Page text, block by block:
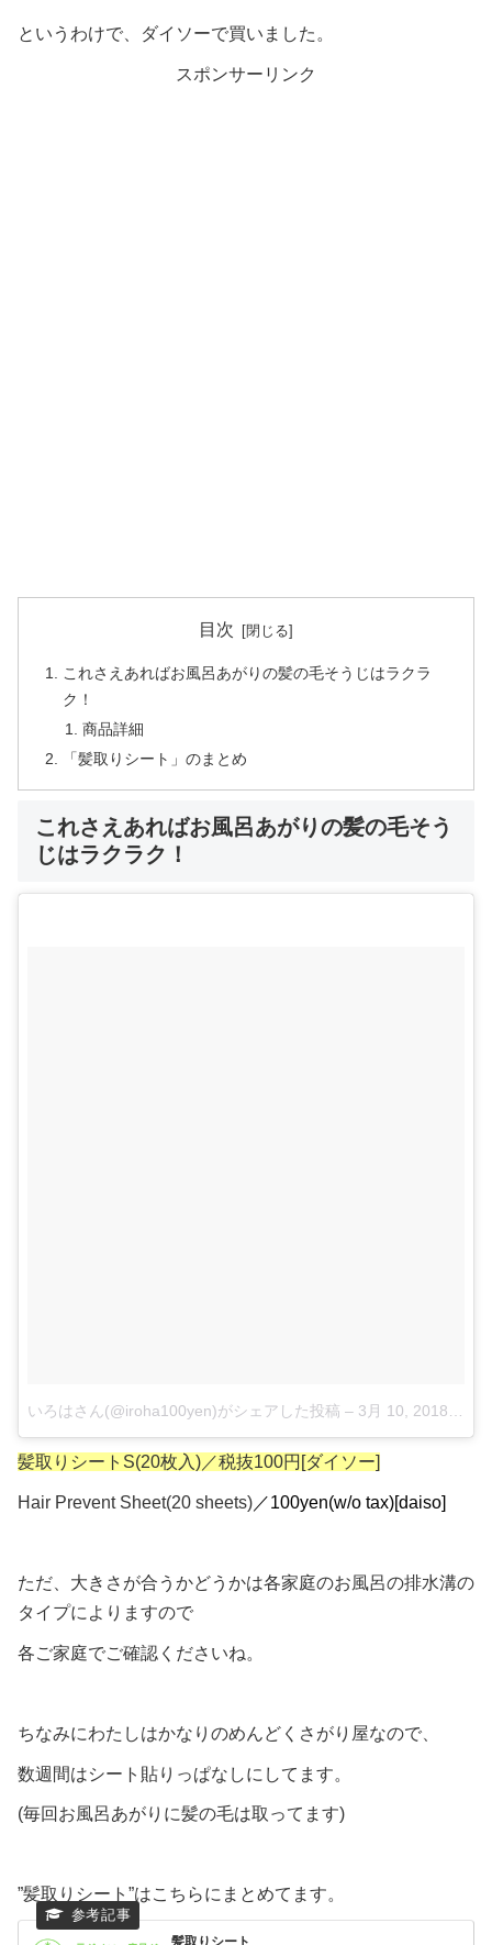
というわけで、ダイソーで買いました。
スポンサーリンク
目次
これさえあればお風呂あがりの髪の毛そうじはラクラ
ク！
商品詳細
「髪取りシート」のまとめ
これさえあればお風呂あがりの髪の毛そう
じはラクラク！
いろはさん(@iroha100yen)がシェアした投稿 – 3月 10, 2018 at 4:14午前 PST
髪取りシートS(20枚入)／税抜100円[ダイソー]
Hair Prevent Sheet(20 sheets)／100yen(w/o tax)[daiso]
ただ、大きさが合うかどうかは各家庭のお風呂の排水溝の
タイプによりますので
各ご家庭でご確認くださいね。
ちなみにわたしはかなりのめんどくさがり屋なので、
数週間はシート貼りっぱなしにしてます。
(毎回お風呂あがりに髪の毛は取ってます)
”髪取りシート”はこちらにまとめてます。